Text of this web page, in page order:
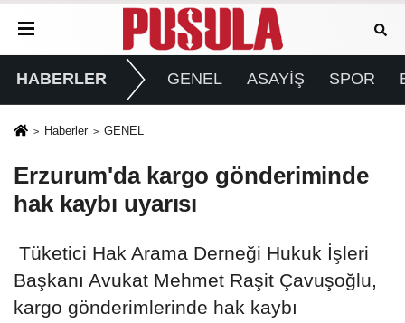
HABERLER GENEL ASAYİŞ SPOR
Haberler GENEL
Erzurum'da kargo gönderiminde
hak kaybı uyarısı
Tüketici Hak Arama Derneği Hukuk İşleri
Başkanı Avukat Mehmet Raşit Çavuşoğlu,
kargo gönderimlerinde hak kaybı